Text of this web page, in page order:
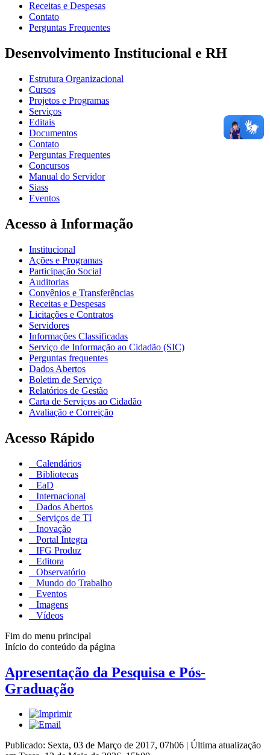
Receitas e Despesas
Contato
Perguntas Frequentes
Desenvolvimento Institucional e RH
Estrutura Organizacional
Cursos
Projetos e Programas
Serviços
Editais
Documentos
Contato
Perguntas Frequentes
Concursos
Manual do Servidor
Siass
Eventos
Acesso à Informação
Institucional
Ações e Programas
Participação Social
Auditorias
Convênios e Transferências
Receitas e Despesas
Licitações e Contratos
Servidores
Informações Classificadas
Serviço de Informação ao Cidadão (SIC)
Perguntas frequentes
Dados Abertos
Boletim de Serviço
Relatórios de Gestão
Carta de Serviços ao Cidadão
Avaliação e Correição
Acesso Rápido
Calendários
Bibliotecas
EaD
Internacional
Dados Abertos
Serviços de TI
Inovação
Portal Integra
IFG Produz
Editora
Observatório
Mundo do Trabalho
Eventos
Imagens
Vídeos
Fim do menu principal
Início do conteúdo da página
Apresentação da Pesquisa e Pós-
Graduação
Publicado: Sexta, 03 de Março de 2017, 07h06 | Última atualização